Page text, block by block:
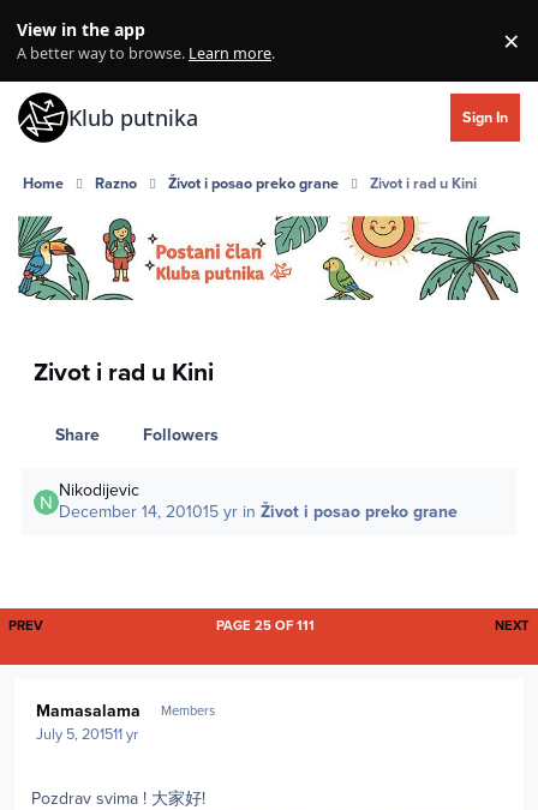
View in the app
A better way to browse. Learn more. ×
Klub putnika Sign In
Home Razno Život i posao preko grane Zivot i rad u Kini
Zivot i rad u Kini
Share Followers
Nikodijevic
December 14, 201015 yr inŽivot i posao preko grane
FIRST PAGE
PREV NEXT
PAGE 25 OF 111
Mamasalama Members
July 5, 201511 yr
Pozdrav svima ! 大家好!